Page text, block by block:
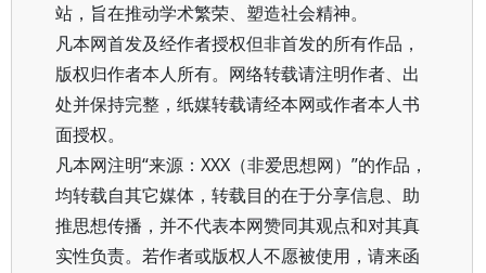
站，旨在推动学术繁荣、塑造社会精神。
凡本网首发及经作者授权但非首发的所有作品，
版权归作者本人所有。网络转载请注明作者、出
处并保持完整，纸媒转载请经本网或作者本人书
面授权。
凡本网注明“来源：XXX（非爱思想网）”的作品，
均转载自其它媒体，转载目的在于分享信息、助
推思想传播，并不代表本网赞同其观点和对其真
实性负责。若作者或版权人不愿被使用，请来函